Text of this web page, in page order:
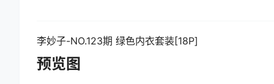
李妙子-NO.123期 绿色内衣套装[18P]
预览图